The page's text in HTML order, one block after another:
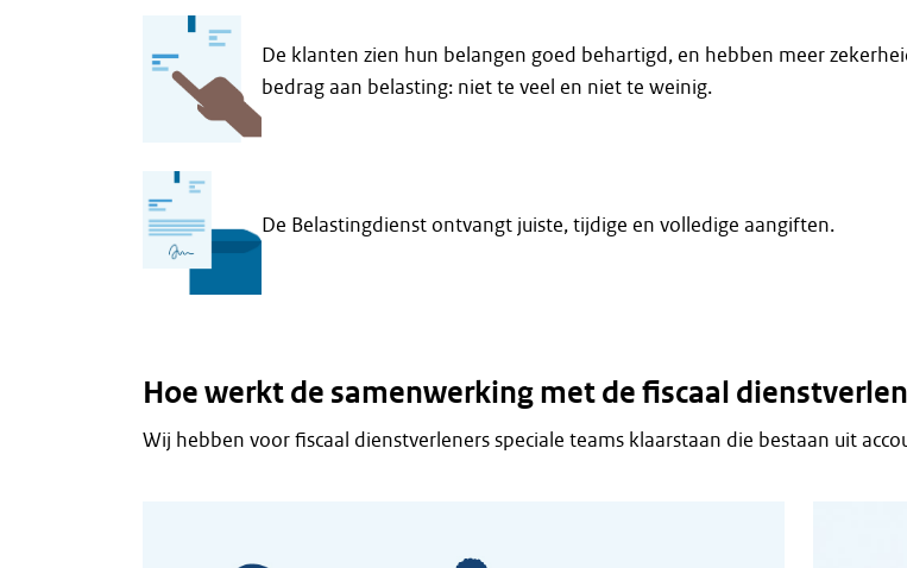
De klanten zien hun belangen goed behartigd, en hebben meer
bedrag aan belasting: niet te veel en niet te weinig.
De Belastingdienst ontvangt juiste, tijdige en volledige aangiften.
Hoe werkt de samenwerking met de fiscaal
Wij hebben voor fiscaal dienstverleners speciale teams klaarstaan die bestaan uit